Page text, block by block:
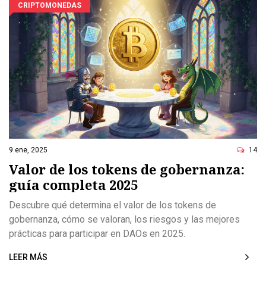
CRIPTOMONEDAS
9 ene, 2025 14
Valor de los tokens de gobernanza:
guía completa 2025
Descubre qué determina el valor de los tokens de
gobernanza, cómo se valoran, los riesgos y las mejores
prácticas para participar en DAOs en 2025.
LEER MÁS